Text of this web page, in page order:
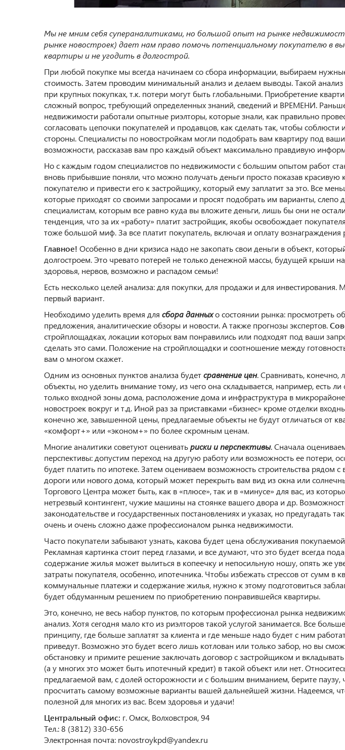
Мы не мним себя супераналитиками, но большой опыт на рынке
рынке новостроек) дает нам право помочь потенциальному покупателю в
квартиры и не угодить в долгострой.
При любой покупке мы всегда начинаем со сбора информации, выбираем
стоимость. Затем проводим минимальный анализ и делаем выводы. Такой
при крупных покупках, т.к. потери могут быть глобальными. Приобретение
сложный вопрос, требующий определенных знаний, сведений и ВРЕМЕНИ.
недвижимости работали опытные риэлторы, которые знали, как правильно
согласовать цепочки покупателей и продавцов, как сделать так, чтобы
стороны. Специалисты по новостройкам могли подобрать вам квартиру под
возможности, рассказав вам про каждый объект максимально правдивую
Но с каждым годом специалистов по недвижимости с большим опытом работ
вновь прибывшие поняли, что можно получать деньги просто показав красивую
покупателю и привести его к застройщику, который ему заплатит за это. Все
которые приходят со своими запросами и просят подобрать им варианты, слепо
специалистам, которым все равно куда вы вложите деньги, лишь бы они не
тенденция, что за их «работу» платит застройщик, якобы освобождает
тоже большой миф. За все платит покупатель, включая и оплату вознаграждения
Главное! Особенно в дни кризиса надо не закопать свои деньги в объект,
долгостроем. Это чревато потерей не только денежной массы, будущей крыши
здоровья, нервов, возможно и распадом семьи!
Есть несколько целей анализа: для покупки, для продажи и для инвестирования.
первый вариант.
Необходимо уделить время для сбора данныхо состоянии рынка: просмотреть
предложения, аналитические обзоры и новости. А также прогнозы экспертов.
стройплощадках, локации которых вам понравились или подходят под ваши
сделать это сами. Положение на стройплощадки и соотношение между
вам о многом скажет.
Одним из основных пунктов анализа будетсравнение цен. Сравнивать, конечно,
объекты, но уделить внимание тому, из чего она складывается, например, есть
только входной зоны дома, расположение дома и инфраструктура в
новостроек вокруг и т.д. Иной раз за приставками «бизнес» кроме отделки
конечно же, завышенной цены, предлагаемые объекты не будут отличаться от
«комфорт+» или «эконом+» по более скромным ценам.
Многие аналитики советуют оцениватьриски и перспективы. Сначала
перспективы: допустим переход на другую работу или возможность ее потери,
будет платить по ипотеке. Затем оцениваем возможность строительства рядом
дороги или нового дома, который может перекрыть вам вид из окна или
Торгового Центра может быть, как в «плюсе», так и в «минусе» для вас, из
нетрезвый контингент, чужие машины на стоянке вашего двора и др.
законодательстве и государственных постановлениях и указах, но предугадать
очень и очень сложно даже профессионалом рынка недвижимости.
Часто покупатели забывают узнать, какова будет цена обслуживания
Рекламная картинка стоит перед глазами, и все думают, что это будет всегда
содержание жилья может вылиться в копеечку и непосильную ношу, опять же
затраты покупателя, особенно, ипотечника. Чтобы избежать стрессов от сумм в
коммунальные платежи и содержание жилья, нужно к этому подготовиться
будет обдуманным решением по приобретению понравившейся квартиры.
Это, конечно, не весь набор пунктов, по которым профессионал рынка
анализ. Хотя сегодня мало кто из риэлторов такой услугой занимается. Все
принципу, где больше заплатят за клиента и где меньше надо будет с ним
приведут. Возможно это будет всего лишь котлован или только забор, но вы
обстановку и примите решение заключать договор с застройщиком и
(а у многих это может быть ипотечный кредит) в такой объект или нет.
предлагаемой вам, с долей осторожности и с большим вниманием, берите паузу,
просчитать самому возможные варианты вашей дальнейшей жизни. Надеемся,
полезной для многих из вас. Всем здоровья и удачи!
Центральный офис: г. Омск, Волховстроя, 94
Тел.: 8 (3812) 330-656
Электронная почта: novostroykpd@yandex.ru